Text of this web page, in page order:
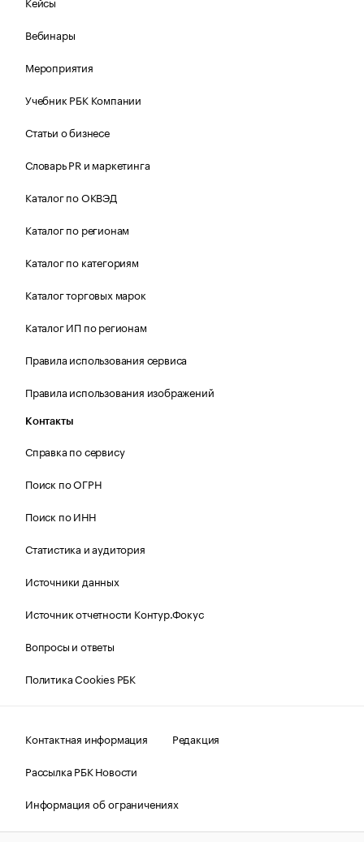
Вебинары
Мероприятия
Учебник РБК Компании
Статьи о бизнесе
Словарь PR и маркетинга
Каталог по ОКВЭД
Каталог по регионам
Каталог по категориям
Каталог торговых марок
Каталог ИП по регионам
Правила использования сервиса
Правила использования изображений
Контакты
Справка по сервису
Поиск по ОГРН
Поиск по ИНН
Статистика и аудитория
Источники данных
Источник отчетности Контур.Фокус
Вопросы и ответы
Политика Cookies РБК
Контактная информация
Редакция
Рассылка РБК Новости
Информация об ограничениях
Правовая информация
О соблюдении авторских прав